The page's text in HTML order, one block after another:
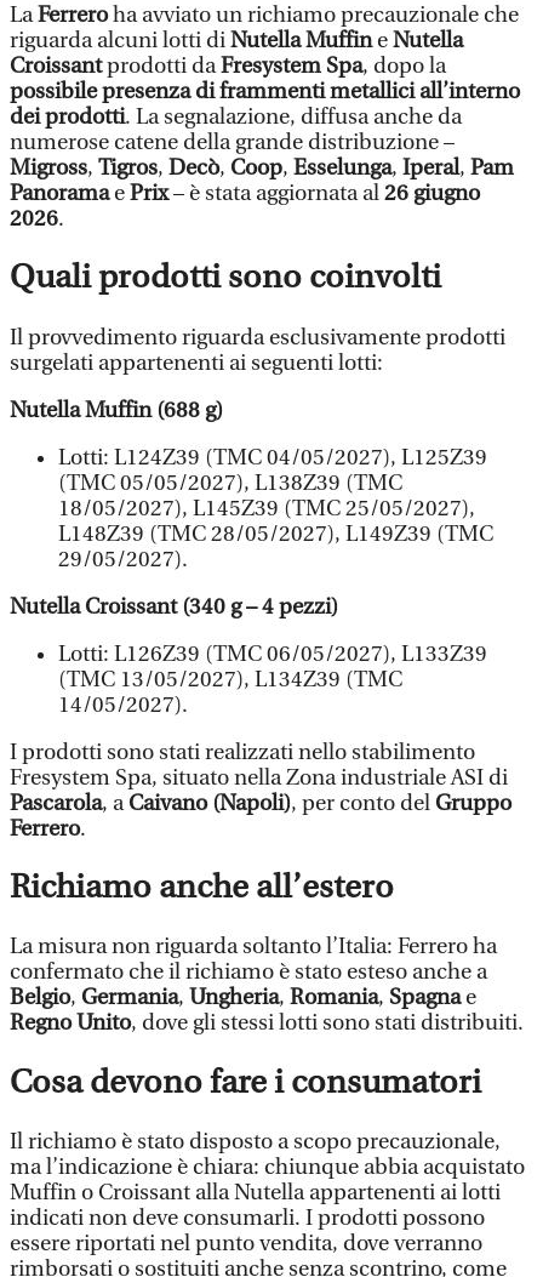
LaFerreroha avviato un richiamo precauzionale che
riguarda alcuni lotti diNutella MuffineNutella
Croissantprodotti daFresystem Spa, dopo la
possibile presenza di frammenti metallici all’interno
dei prodotti. La segnalazione, diffusa anche da
numerose catene della grande distribuzione –
Migross, Tigros, Decò, Coop, Esselunga, Iperal, Pam
PanoramaePrix– è stata aggiornata al26 giugno
2026.
Quali prodotti sono coinvolti
Il provvedimento riguarda esclusivamente prodotti
surgelati appartenenti ai seguenti lotti:
Nutella Muffin (688 g)
Lotti: L124Z39 (TMC 04/05/2027), L125Z39
(TMC 05/05/2027), L138Z39 (TMC
18/05/2027), L145Z39 (TMC 25/05/2027),
L148Z39 (TMC 28/05/2027), L149Z39 (TMC
29/05/2027).
Nutella Croissant (340 g – 4 pezzi)
Lotti: L126Z39 (TMC 06/05/2027), L133Z39
(TMC 13/05/2027), L134Z39 (TMC
14/05/2027).
I prodotti sono stati realizzati nello stabilimento
Fresystem Spa, situato nella Zona industriale ASI di
Pascarola, aCaivano (Napoli), per conto delGruppo
Ferrero.
Richiamo anche all’estero
La misura non riguarda soltanto l’Italia: Ferrero ha
confermato che il richiamo è stato esteso anche a
Belgio, Germania, Ungheria, Romania, Spagnae
Regno Unito, dove gli stessi lotti sono stati distribuiti.
Cosa devono fare i consumatori
Il richiamo è stato disposto a scopo precauzionale,
ma l’indicazione è chiara: chiunque abbia acquistato
Muffin o Croissant alla Nutella appartenenti ai lotti
indicati non deve consumarli. I prodotti possono
essere riportati nel punto vendita, dove verranno
rimborsati o sostituiti anche senza scontrino, come